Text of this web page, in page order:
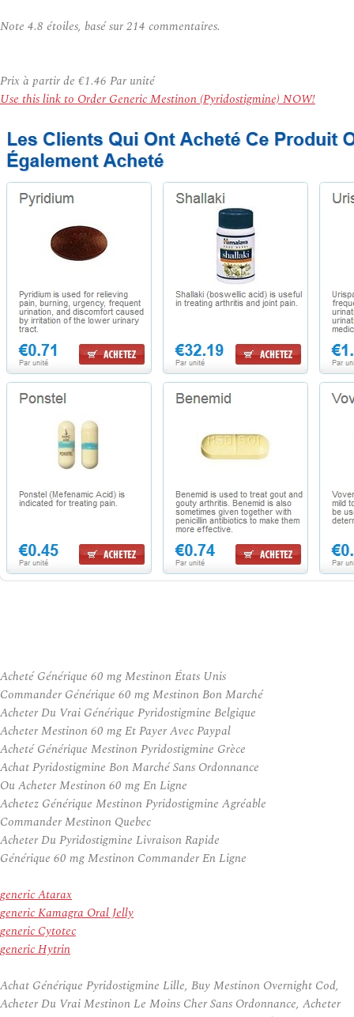
Note 4.8 étoiles, basé sur214 commentaires.
Prix à partir de €1.46 Par unité
Use this link to Order Generic Mestinon (Pyridostigmine) NOW!
Acheté Générique 60 mg Mestinon États Unis
Commander Générique 60 mg Mestinon Bon Marché
Acheter Du Vrai Générique Pyridostigmine Belgique
Acheter Mestinon 60 mg Et Payer Avec Paypal
Acheté Générique Mestinon Pyridostigmine Grèce
Achat Pyridostigmine Bon Marché Sans Ordonnance
Ou Acheter Mestinon 60 mg En Ligne
Achetez Générique Mestinon Pyridostigmine Agréable
Commander Mestinon Quebec
Acheter Du Pyridostigmine Livraison Rapide
Générique 60 mg Mestinon Commander En Ligne
generic Atarax
generic Kamagra Oral Jelly
generic Cytotec
generic Hytrin
Achat Générique Pyridostigmine Lille, Buy Mestinon Overnight Cod,
Acheter Du Vrai Mestinon Le Moins Cher Sans Ordonnance, Acheter